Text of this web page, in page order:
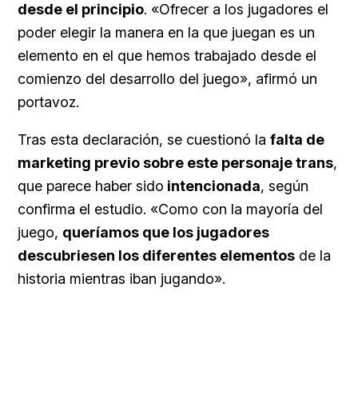
desde el principio. «Ofrecer a los jugadores el
poder elegir la manera en la que juegan es un
elemento en el que hemos trabajado desde el
comienzo del desarrollo del juego», afirmó un
portavoz.
Tras esta declaración, se cuestionó la falta de
marketing previo sobre este personaje trans,
que parece haber sido intencionada, según
confirma el estudio. «Como con la mayoría del
juego, queríamos que los jugadores
descubriesen los diferentes elementos de la
historia mientras iban jugando».